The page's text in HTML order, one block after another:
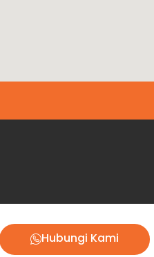
Hubungi Kami